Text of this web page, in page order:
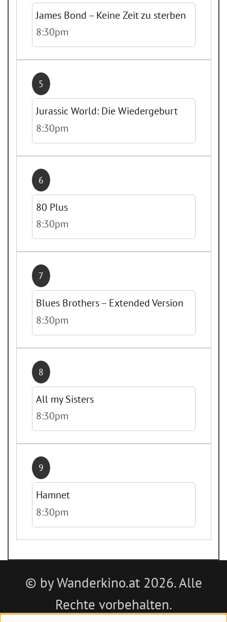
James Bond – Keine Zeit zu sterben
8:30pm
5
Jurassic World: Die Wiedergeburt
8:30pm
6
80 Plus
8:30pm
7
Blues Brothers – Extended Version
8:30pm
8
All my Sisters
8:30pm
9
Hamnet
8:30pm
© by Wanderkino.at 2026. Alle
Rechte vorbehalten.